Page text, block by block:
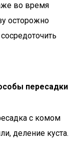
во время
осторожно
пересадки
с комом
деление куста.